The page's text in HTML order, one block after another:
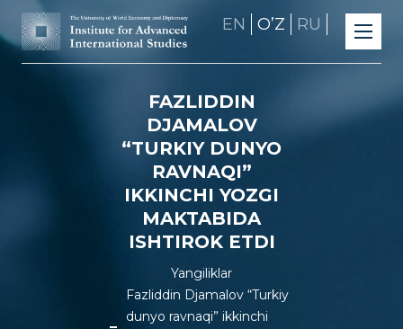
EN OʼZ RU
FAZLIDDIN
DJAMALOV
“TURKIY DUNYO
RAVNAQI”
IKKINCHI YOZGI
MAKTABIDA
ISHTIROK ETDI
Yangiliklar
Fazliddin Djamalov “Turkiy
dunyo ravnaqi” ikkinchi